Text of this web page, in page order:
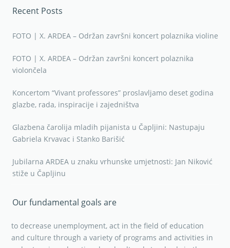
Recent Posts
FOTO | X. ARDEA – Održan završni koncert polaznika violine
FOTO | X. ARDEA – Održan završni koncert polaznika
violončela
Koncertom “Vivant professores” proslavljamo deset godina
glazbe, rada, inspiracije i zajedništva
Glazbena čarolija mladih pijanista u Čapljini: Nastupaju
Gabriela Krvavac i Stanko Barišić
Jubilarna ARDEA u znaku vrhunske umjetnosti: Jan Niković
stiže u Čapljinu
Our fundamental goals are
to decrease unemployment, act in the field of education
and culture through a variety of programs and activities in